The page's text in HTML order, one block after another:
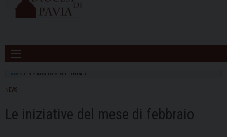
HOME LE INIZIATIVE DEL MESE DI FEBBRAIO
NEWS
Le iniziative del mese di febbraio